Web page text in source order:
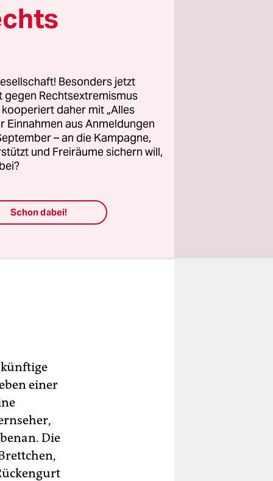
einer
Die
Besonders jetzt
gegen Rechtsextremismus
daher mit „Alles
Einnahmen aus Anmeldungen
– an die Kampagne,
und Freiräume sichern will,
Schon dabei!